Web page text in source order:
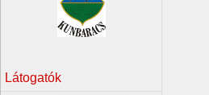
Látogatók